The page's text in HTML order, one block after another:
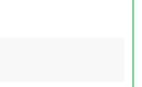
обследования.
м.